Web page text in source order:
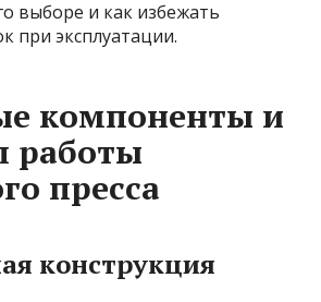
выборе и как избежать
при эксплуатации.
компоненты и
работы
пресса
конструкция